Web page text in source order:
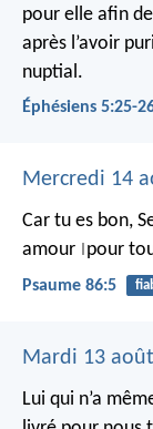
pour elle afin
après l’avoir
nuptial.
Éphésiens 5:25-
Mercredi 14
Car tu es bon,
amour pour
Psaume 86:5
Mardi 13
Lui qui n’a